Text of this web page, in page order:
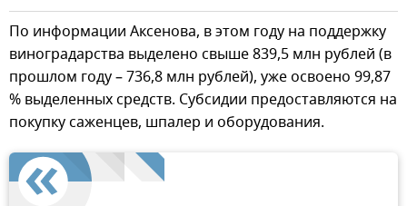
По информации Аксенова, в этом году на поддержку
виноградарства выделено свыше 839,5 млн рублей (в
прошлом году – 736,8 млн рублей), уже освоено 99,87
% выделенных средств. Субсидии предоставляются на
покупку саженцев, шпалер и оборудования.